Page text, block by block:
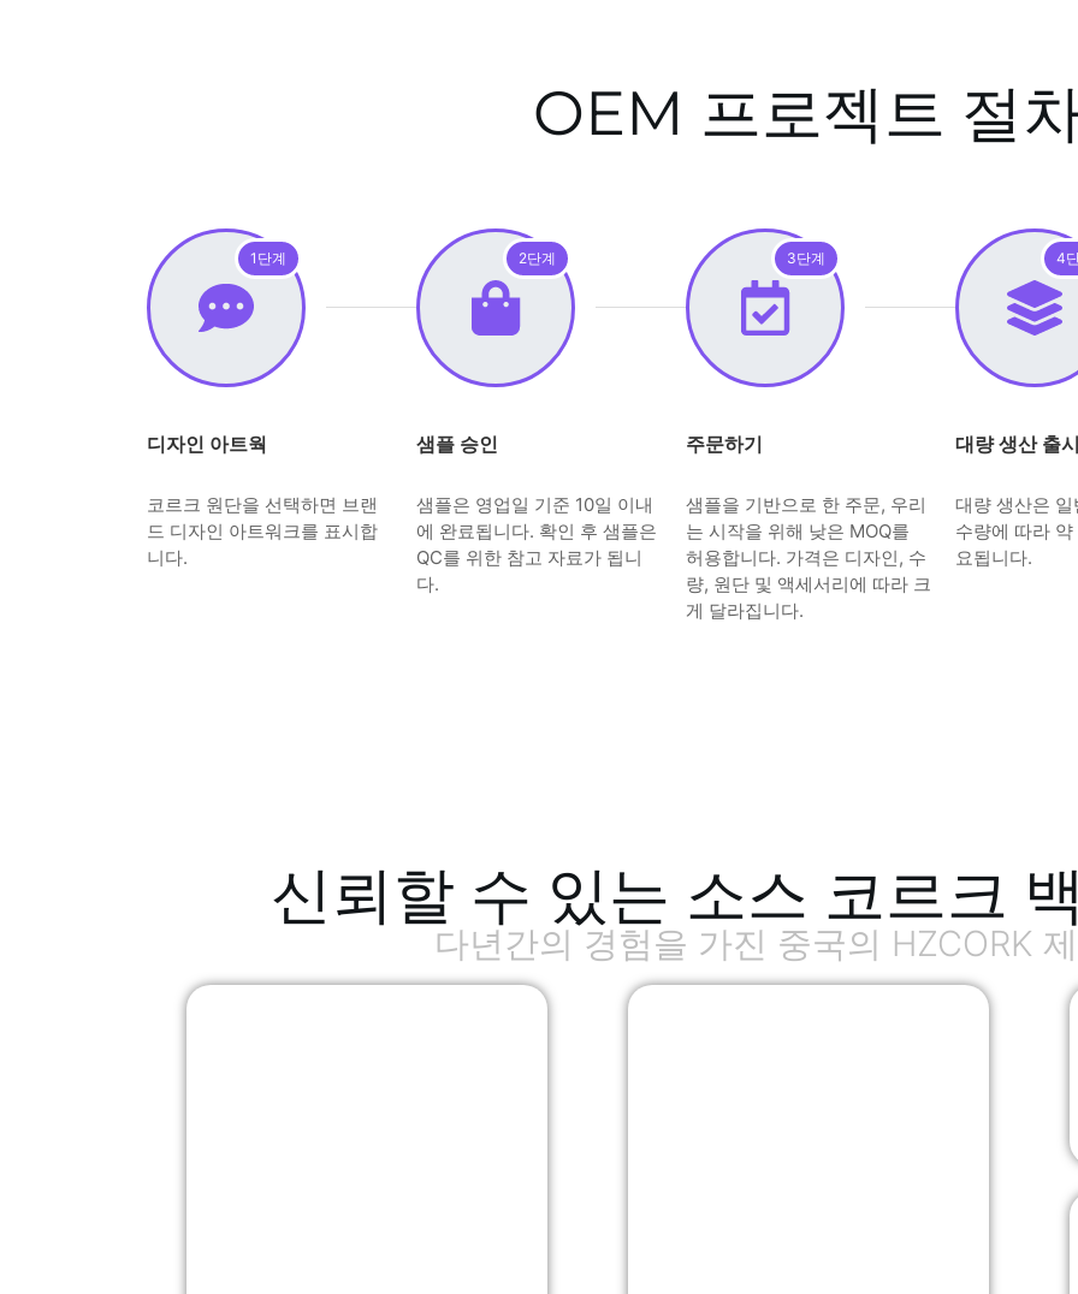
OEM 프로젝트 절
1단계
디자인 아트웍
코르크 원단을 선택하면 브랜
드 디자인 아트워크를 표시합
니다.
2단계
샘플 승인
샘플은 영업일 기준 10일 이내
에 완료됩니다. 확인 후 샘플은
QC를 위한 참고 자료가 됩니
다.
3단계
주문하기
샘플을 기반으로 한 주문, 우리
는 시작을 위해 낮은 MOQ를
허용합니다. 가격은 디자인, 수
량, 원단 및 액세서리에 따라 크
게 달라집니다.
4
대량 생산 출시
대량 생산은
수량에 따라
요됩니다.
신뢰할 수 있는 소스 코르크
다년간의 경험을 가진 중국의 HZCORK